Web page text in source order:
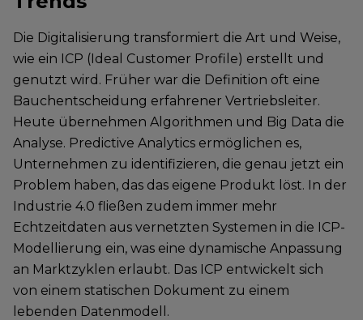
Die Digitalisierung transformiert die Art und Weise,
wie ein ICP (Ideal Customer Profile) erstellt und
genutzt wird. Früher war die Definition oft eine
Bauchentscheidung erfahrener Vertriebsleiter.
Heute übernehmen Algorithmen und Big Data die
Analyse. Predictive Analytics ermöglichen es,
Unternehmen zu identifizieren, die genau jetzt ein
Problem haben, das das eigene Produkt löst. In der
Industrie 4.0 fließen zudem immer mehr
Echtzeitdaten aus vernetzten Systemen in die ICP-
Modellierung ein, was eine dynamische Anpassung
an Marktzyklen erlaubt. Das ICP entwickelt sich
von einem statischen Dokument zu einem
lebenden Datenmodell.